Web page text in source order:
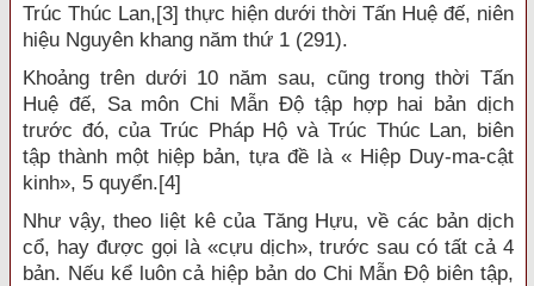
Trúc Thúc Lan,[3] thực hiện dưới thời Tấn Huệ đế, niên
hiệu Nguyên khang năm thứ 1 (291).
Khoảng trên dưới 10 năm sau, cũng trong thời Tấn
Huệ đế, Sa môn Chi Mẫn Độ tập hợp hai bản dịch
trước đó, của Trúc Pháp Hộ và Trúc Thúc Lan, biên
tập thành một hiệp bản, tựa đề là « Hiệp Duy-ma-cật
kinh», 5 quyển.[4]
Như vậy, theo liệt kê của Tăng Hựu, về các bản dịch
cổ, hay được gọi là «cựu dịch», trước sau có tất cả 4
bản. Nếu kể luôn cả hiệp bản do Chi Mẫn Độ biên tập,